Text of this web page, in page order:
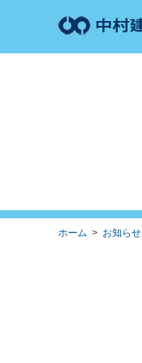
ホーム > お知らせ